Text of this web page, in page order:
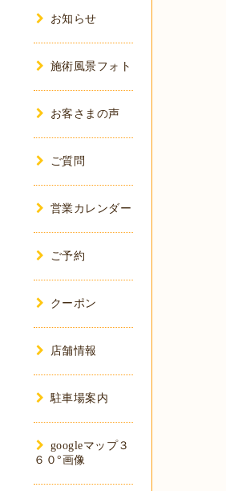
お知らせ
施術風景フォト
お客さまの声
ご質問
営業カレンダー
ご予約
クーポン
店舗情報
駐車場案内
googleマップ３
６０°画像